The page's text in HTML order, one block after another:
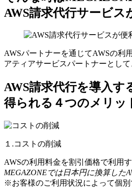
AWS請求代行サービス
AWSパートナーを通じてAWSの利
アティアサービスパートナーとし
AWS請求代行を導入す
得られる４つのメリッ
１.コストの削減
AWSの利用料金を割引価格で利用
MEGAZONEでは日本円に換算した
※お客様のご利用状況によって個別